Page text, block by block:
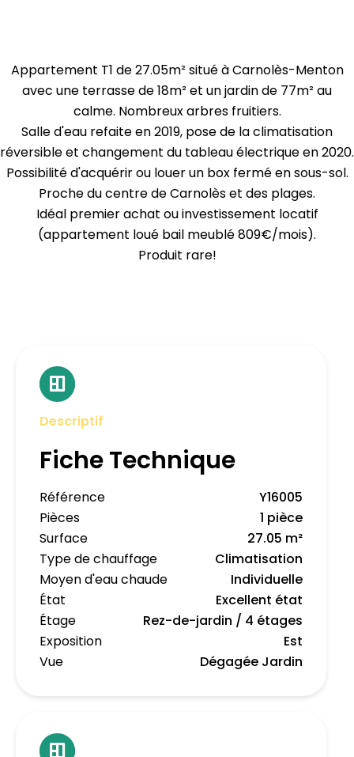
Appartement T1 de 27.05m² situé à Carnolès-Menton
avec une terrasse de 18m² et un jardin de 77m² au
calme. Nombreux arbres fruitiers.
Salle d'eau refaite en 2019, pose de la climatisation
réversible et changement du tableau électrique en 2020.
Possibilité d'acquérir ou louer un box fermé en sous-sol.
Proche du centre de Carnolès et des plages.
Idéal premier achat ou investissement locatif
(appartement loué bail meublé 809€/mois).
Produit rare!
Descriptif
Fiche Technique
Référence
Y16005
Pièces
1 pièce
Surface
27.05 m²
Type de chauffage
Climatisation
Moyen d'eau chaude
Individuelle
État
Excellent état
Étage
Rez-de-jardin / 4 étages
Exposition
Est
Vue
Dégagée Jardin